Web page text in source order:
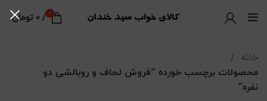
0
/
0 تومان
خانه
محصولات برچسب خورده “فروش لحاف و روبالشی دو
نفره”